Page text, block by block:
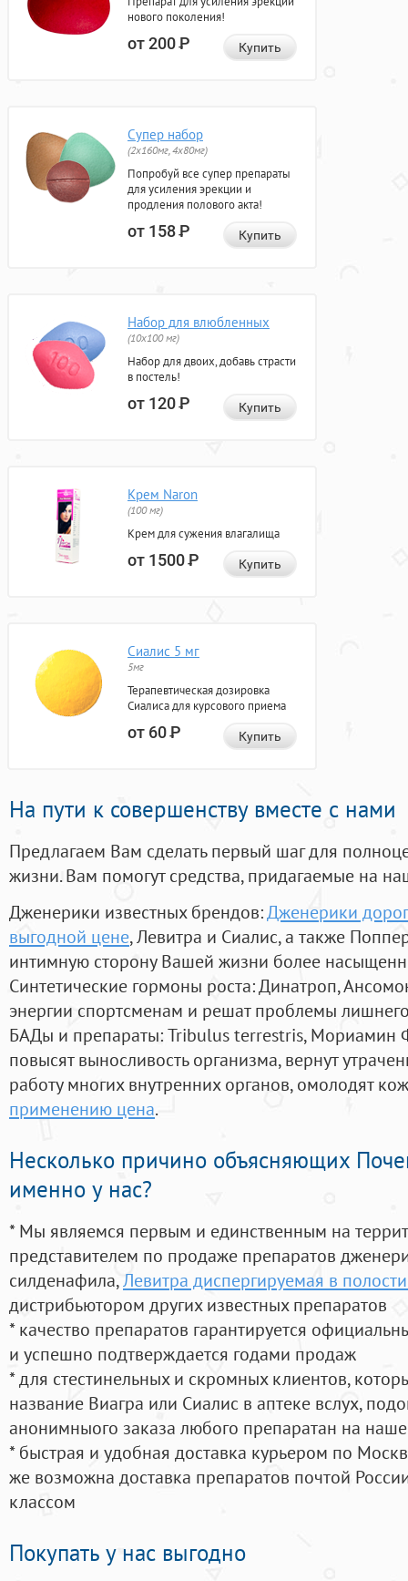
нового поколения!
от 200Р Купить
Супер набор
(2х160мг, 4х80мг)
Попробуй все супер препараты
для усиления эрекции и
продления полового акта!
от 158Р Купить
Набор для влюбленных
(10х100 мг)
Набор для двоих, добавь страсти
в постель!
от 120Р Купить
Крем Naron
(100 мг)
Крем для сужения влагалища
от 1500Р Купить
Сиалис 5 мг
5мг
Терапевтическая дозировка
Сиалиса для курсового приема
от 60Р Купить
На пути к совершенству вместе с нами
Предлагаем Вам сделать первый шаг для
жизни. Вам помогут средства, придагаемые на
Дженерики известных брендов:Дженерики
выгодной цене, Левитра и Сиалис, а также
интимную сторону Вашей жизни более
Синтетические гормоны роста: Динатроп,
энергии спортсменам и решат проблемы
БАДы и препараты:Tribulus terrestris, Мориамин
повысят выносливость организма, вернут
работу многих внутренних органов, омолодят
применению цена.
Несколько причино объясняющих
именно у нас?
* Мы являемся первым и единственным на
представителем по продаже препаратов
силденафила,Левитра диспергируемая в
дистрибьютором других известных препаратов
* качество препаратов гарантируется
и успешно подтверждается годами продаж
* для стестинельных и скромных клиентов,
название Виагра или Сиалис в аптеке вслух,
анонимныого заказа любого препаратан на
* быстрая и удобная доставка курьером по
же возможна доставка препаратов почтой
классом
Покупать у нас выгодно